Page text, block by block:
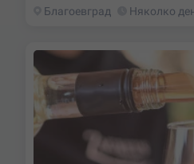
Благоевград Няколко